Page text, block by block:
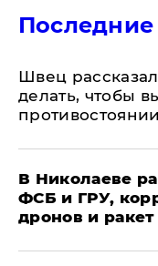
Последние
Швец
делать, чтобы
В Николаеве
ФСБ и ГРУ,
дронов и